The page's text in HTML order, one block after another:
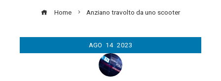
Home Anziano travolto da uno scooter
AGO 14 2023